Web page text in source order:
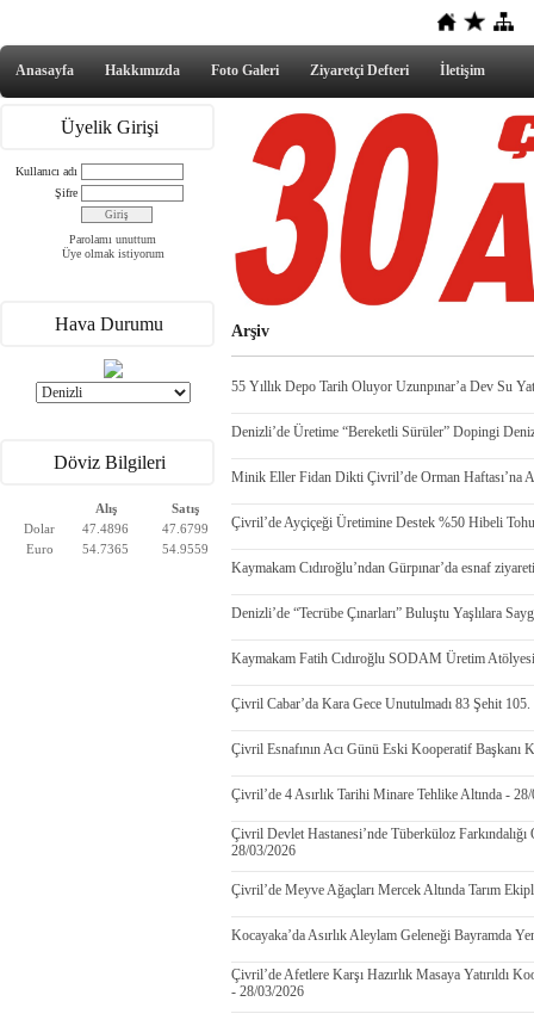
Anasayfa Hakkımızda Foto Galeri Ziyaretçi Defteri İletişim
Üyelik Girişi
Kullanıcı adı
Şifre
Parolamı unuttum
Üye olmak istiyorum
Hava Durumu
Döviz Bilgileri
Alış
Satış
Dolar
47.4896
47.6799
Euro
54.7365 54.9559
Arşiv
55 Yıllık Depo Tarih Oluyor Uzunpınar’a Dev Su
Denizli’de Üretime “Bereketli Sürüler” Dopingi
Minik Eller Fidan Dikti Çivril’de Orman Haftası’na
Çivril’de Ayçiçeği Üretimine Destek %50 Hibeli
Kaymakam Cıdıroğlu’ndan Gürpınar’da esnaf
Denizli’de “Tecrübe Çınarları” Buluştu Yaşlılara
Kaymakam Fatih Cıdıroğlu SODAM Üretim
Çivril Cabar’da Kara Gece Unutulmadı 83 Şehit 105.
Çivril Esnafının Acı Günü Eski Kooperatif Başkanı
Çivril’de 4 Asırlık Tarihi Minare Tehlike Altında -
Çivril Devlet Hastanesi’nde Tüberküloz
28/03/2026
Çivril’de Meyve Ağaçları Mercek Altında Tarım
Kocayaka’da Asırlık Aleylam Geleneği Bayramda
Çivril’de Afetlere Karşı Hazırlık Masaya Yatırıldı
- 28/03/2026